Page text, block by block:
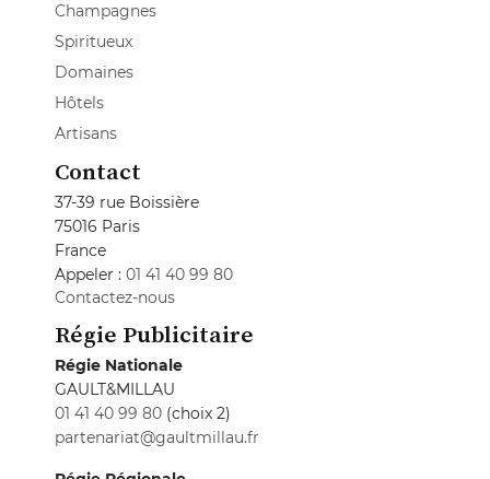
Champagnes
Spiritueux
Domaines
Hôtels
Artisans
Contact
37-39 rue Boissière
75016 Paris
France
Appeler : 01 41 40 99 80
Contactez-nous
Régie Publicitaire
Régie Nationale
GAULT&MILLAU
01 41 40 99 80 (choix 2)
partenariat@gaultmillau.fr